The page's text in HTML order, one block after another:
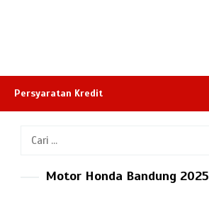
Persyaratan Kredit
Cari
Motor Honda Bandung 2025